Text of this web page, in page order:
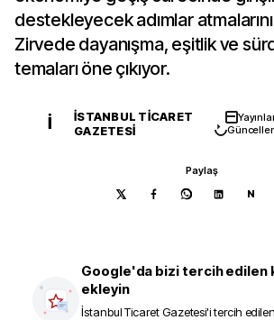
destekleyecek adımlar
Zirvede dayanışma, eşitlik ve
temaları öne çıkıyor.
İ
İSTANBUL TICARET
GAZETESI
Paylaş
N
Google'da bizi tercih edilen
ekleyin
İstanbul Ticaret Gazetesi'i tercih